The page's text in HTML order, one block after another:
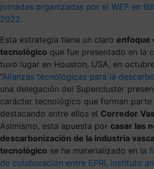
jornadas organizadas por el WEF en
2022.
Esta estrategia tiene un claro enfoque
tecnológico que fue presentado en la
tuvo lugar en Houston, USA, en
“Alianzas tecnológicas para la
una delegación del Supercluster
carácter tecnológico que forman
destacando entre ellos el Corredor
Asimismo, esta apuesta por casar las
descarbonización de la industria
tecnológico se ha materializado en la
de colaboración entre EPRI, instituto